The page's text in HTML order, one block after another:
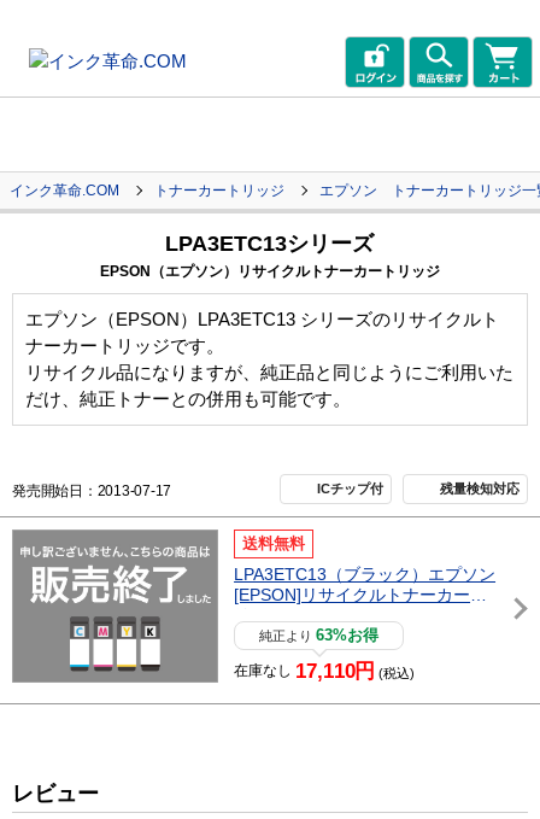
インク革命.COM トナーカートリッジ エプソン トナーカートリッジ一
LPA3ETC13シリーズ
EPSON（エプソン）リサイクルトナーカートリッジ
エプソン（EPSON）LPA3ETC13 シリーズのリサイクルト
ナーカートリッジです。
リサイクル品になりますが、純正品と同じようにご利用いた
だけ、純正トナーとの併用も可能です。
発売開始日：2013-07-17 ICチップ付 残量検知対応
送料無料
LPA3ETC13（ブラック）エプソン
[EPSON]リサイクルトナーカート
純正より63%お得
在庫なし 17,110円 (税込)
レビュー